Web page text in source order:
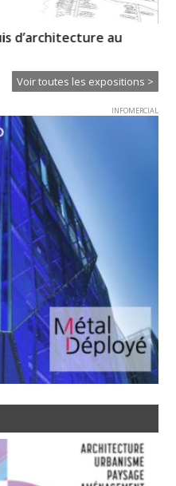
d’architecture au
Voir toutes les expositions >
INFOMERCIAL